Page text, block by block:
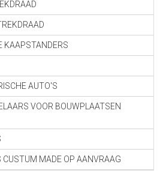
KAAPSTANDERS
AUTO'S
VOOR BOUWPLAATSEN
CUSTUM MADE OP AANVRAAG